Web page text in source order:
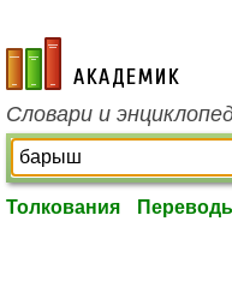
academic.ru
Словари и
Толкования